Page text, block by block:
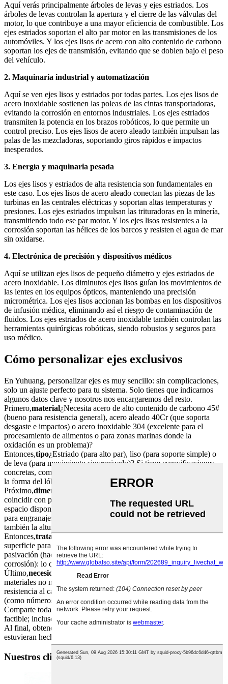
Aquí verás principalmente árboles de levas y ejes estriados. Los
árboles de levas controlan la apertura y el cierre de las válvulas del
motor, lo que contribuye a una mayor eficiencia de combustible. Los
ejes estriados soportan el alto par motor en las transmisiones de los
automóviles. Y los ejes lisos de acero con alto contenido de carbono
soportan los ejes de transmisión, evitando que se doblen bajo el peso
del vehículo.
2. Maquinaria industrial y automatización
Aquí se ven ejes lisos y estriados por todas partes. Los ejes lisos de
acero inoxidable sostienen las poleas de las cintas transportadoras,
evitando la corrosión en entornos industriales. Los ejes estriados
transmiten la potencia en los brazos robóticos, lo que permite un
control preciso. Los ejes lisos de acero aleado también impulsan las
palas de las mezcladoras, soportando giros rápidos e impactos
inesperados.
3. Energía y maquinaria pesada
Los ejes lisos y estriados de alta resistencia son fundamentales en
este caso. Los ejes lisos de acero aleado conectan las piezas de las
turbinas en las centrales eléctricas y soportan altas temperaturas y
presiones. Los ejes estriados impulsan las trituradoras en la minería,
transmitiendo todo ese par motor. Y los ejes lisos resistentes a la
corrosión soportan las hélices de los barcos y resisten el agua de mar
sin oxidarse.
4. Electrónica de precisión y dispositivos médicos
Aquí se utilizan ejes lisos de pequeño diámetro y ejes estriados de
acero inoxidable. Los diminutos ejes lisos guían los movimientos de
las lentes en los equipos ópticos, manteniendo una precisión
micrométrica. Los ejes lisos accionan las bombas en los dispositivos
de infusión médica, eliminando así el riesgo de contaminación de
fluidos. Los ejes estriados de acero inoxidable también controlan las
herramientas quirúrgicas robóticas, siendo robustos y seguros para
uso médico.
Cómo personalizar ejes exclusivos
En Yuhuang, personalizar ejes es muy sencillo: sin complicaciones,
solo un ajuste perfecto para tu sistema. Solo tienes que indicarnos
algunos datos clave y nosotros nos encargaremos del resto.
Primero,material¿Necesita acero de alto contenido de carbono 45#
(bueno para resistencia general), acero aleado 40Cr (que soporta
desgaste e impactos) o acero inoxidable 304 (excelente para el
procesamiento de alimentos o para zonas marinas donde la
oxidación es un problema)?
Entonces,tipo¿Estriado (para alto par), liso (para soporte simple) o
de leva (para movimiento sincronizado)? Si tiene especificaciones
concretas, como la cantidad de estrías que necesita un eje estriado o
la forma del lóbulo de una leva, menciónelo.
Próximo,dimensiones
coincidir con piezas como los cojinetes), la longitud (depende del
espacio disponible) y la precisión requerida (tolerancia, fundamental
para engranajes de alta precisión). Para árboles de levas, incluya
también la altura y el ángulo de la leva.
Entonces,tratamiento de superficie
superficie para resistir el desgaste), cromado (reduce la fricción) o
pasivación (hace que el acero inoxidable sea más resistente a la
corrosión): lo que mejor se adapte a sus necesidades.
Último,necesidades especiales¿Alguna solicitud especial? ¿Como
materiales no magnéticos (para componentes electrónicos),
resistencia al calor (para piezas de motor) o marcas personalizadas
(como números de pieza para inventario)?
Comparte toda esa información y nuestro equipo comprobará si es
factible; incluso te daremos consejos profesionales si los necesitas.
Al final, obtendrás ejes que se adaptan a tu sistema como si
estuvieran hechos a medida (porque lo están).
Nuestros clientes también compran con frecuencia: